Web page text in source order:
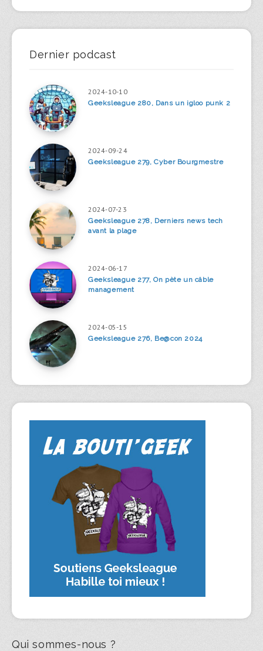
Dernier podcast
2024-10-10
Geeksleague 280, Dans un igloo punk 2
2024-09-24
Geeksleague 279, Cyber Bourgmestre
2024-07-23
Geeksleague 278, Derniers news tech
avant la plage
2024-06-17
Geeksleague 277, On pète un câble
management
2024-05-15
Geeksleague 276, Be@con 2024
Qui sommes-nous ?